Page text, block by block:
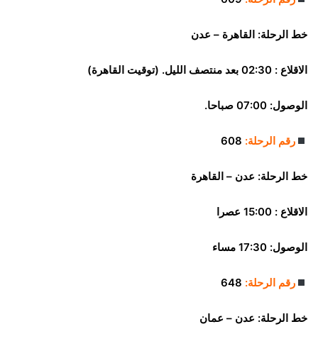
خط الرحلة: القاهرة – عدن
الاقلاع : 02:30 بعد منتصف الليل. (توقيت القاهرة)
الوصول: 07:00 صباحا.
رقم الرحلة:
خط الرحلة: عدن – القاهرة
الاقلاع : 15:00 عصرا
الوصول: 17:30 مساء
رقم الرحلة:
خط الرحلة: عدن – عمان